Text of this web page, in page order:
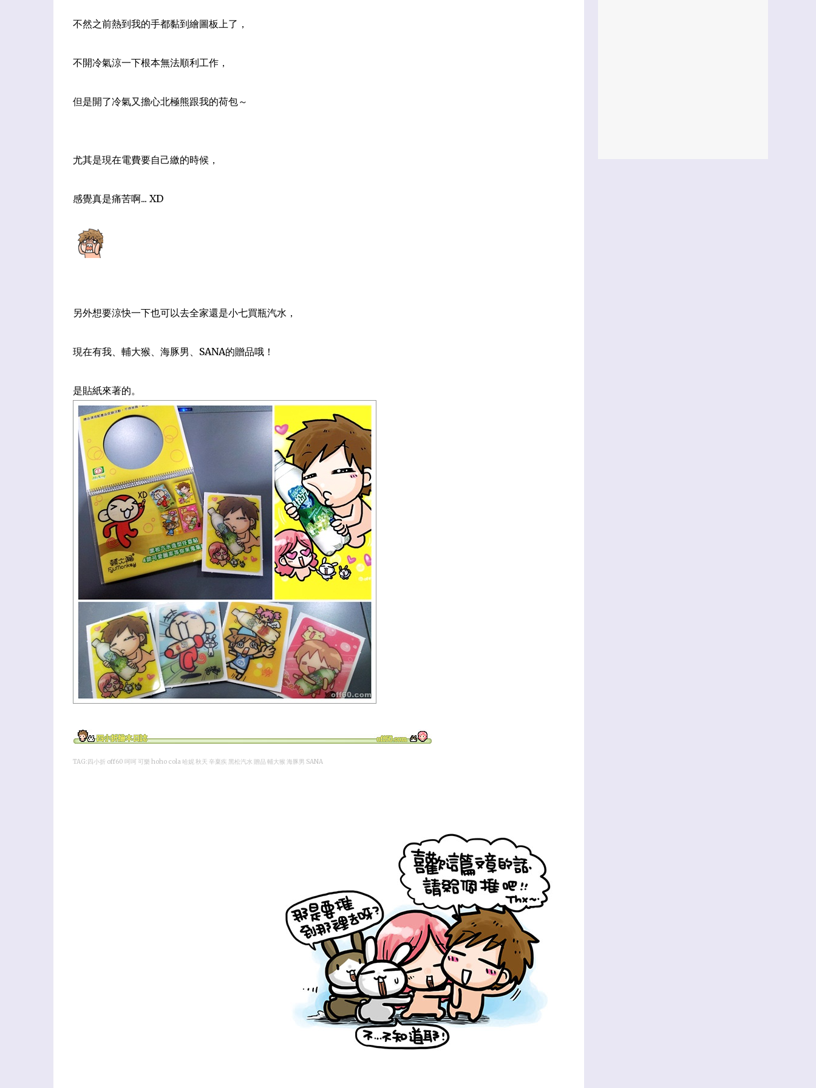
不然之前熱到我的手都黏到繪圖板上了，
不開冷氣涼一下根本無法順利工作，
但是開了冷氣又擔心北極熊跟我的荷包～
尤其是現在電費要自己繳的時候，
感覺真是痛苦啊... XD
另外想要涼快一下也可以去全家還是小七買瓶汽水，
現在有我、輔大猴、 海豚男、 SANA的贈品哦！
是貼紙來著的。
TAG:四小折 off60 呵呵 可樂 hoho cola 哈妮 秋天 辛棄疾 黑松汽水 贈品 輔大猴 海豚男 SANA